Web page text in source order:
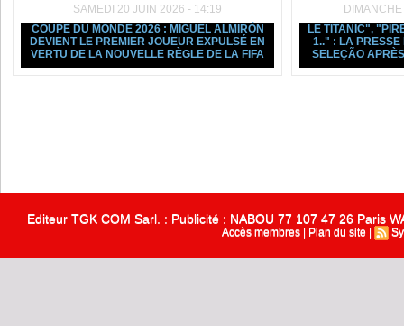
SAMEDI 20 JUIN 2026 - 14:19
COUPE DU MONDE 2026 : MIGUEL ALMIRÓN
DEVIENT LE PREMIER JOUEUR EXPULSÉ EN
VERTU DE LA NOUVELLE RÈGLE DE LA FIFA
LE TITANIC",
1.." : LA PRESSE
SELEÇÃO
Editeur TGK COM Sarl. : Publicité : NABOU 77 107 47 26 Paris
Accès membres Plan du site